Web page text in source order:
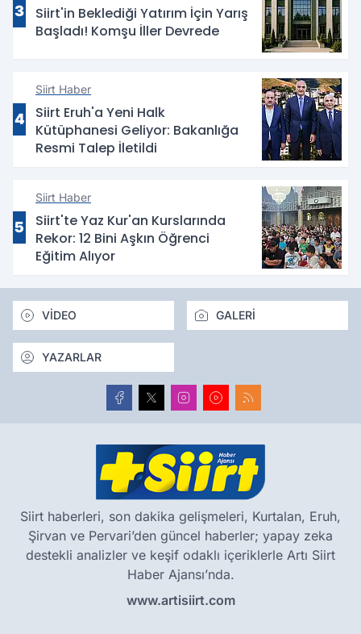
3
Siirt'in Beklediği Yatırım İçin Yarış
Başladı! Komşu İller Devrede
4
Siirt Haber
Siirt Eruh'a Yeni Halk
Kütüphanesi Geliyor: Bakanlığa
Resmi Talep İletildi
5
Siirt Haber
Siirt'te Yaz Kur'an Kurslarında
Rekor: 12 Bini Aşkın Öğrenci
Eğitim Alıyor
VİDEO GALERİ
YAZARLAR
Siirt haberleri, son dakika gelişmeleri, Kurtalan, Eruh,
Şirvan ve Pervari’den güncel haberler; yapay zeka
destekli analizler ve keşif odaklı içeriklerle Artı Siirt
Haber Ajansı’nda.
www.artisiirt.com